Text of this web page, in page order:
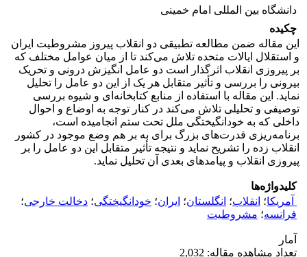
دانشگاه بین المللی امام خمینی
چکیده
این مقاله ضمن مطالعه تطبیقی دو انقلاب پیروز مشروطیت ایران
و استقلال ایالات متحده تلاش می‌کند تا از میان عوامل مختلف که
بر پیروزی انقلاب اثرگذار است دو عامل انگیزش درونی و تحریک
بیرونی را بررسی و تأثیر متقابل هر یک از این دو عامل را تحلیل
نماید. این مقاله با استفاده از منابع کتابخانه‌ای و شیوه بررسی
توصیفی و تحلیلی تلاش می‌کند در کنار توجه به اوضاع و احوال
داخلی که به خودانگیختگی ملل تحت ستم انجامیده است،
برنامه‌ریزی قدرت‌های بزرگ برای به بر هم وضع موجود در کشور
انقلاب زده را تشریح نماید و نتیجه تأثیر متقابل این دو عامل را بر
پیروزی انقلاب و پیامدهای بعدی آن تحلیل نماید.
کلیدواژه‌ها
‌ آمریکا؛ انقلاب؛ انگلستان؛ ایران؛ خودانگیختگی؛ دخالت خارجی؛
فرانسه؛ مشروطیت
آمار
تعداد مشاهده مقاله: 2,032